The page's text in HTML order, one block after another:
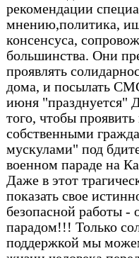
рекомендации
мнению,политика,
консенсуса,
большинства. Они
проявлять
дома, и посылать
июня "празднуется"
того, чтобы
собственными
мускулами" под
военном параде на
Даже в этот
показать свое
безопасной работы
парадом!!! Только
поддержкой мы